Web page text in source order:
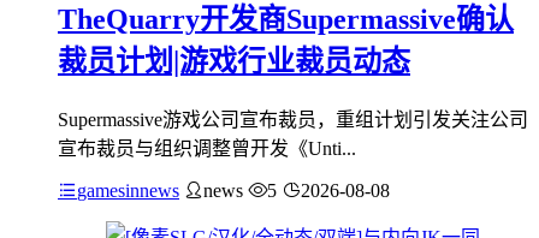
TheQuarry开发商Supermassive确认
裁员计划|游戏行业裁员动态
Supermassive游戏公司宣布裁员，重组计划引发关注公司
宣布裁员与组织调整曾开发《Unti...
gamesinnews news 5 2026-08-08